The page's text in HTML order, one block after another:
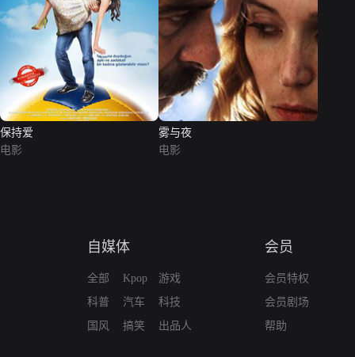
保持爱
电影
雾与夜
电影
自媒体
全部
科普
国风
Kpop
汽车
搞笑
游戏
科技
出品人
会员
会员特权
会员剧场
帮助